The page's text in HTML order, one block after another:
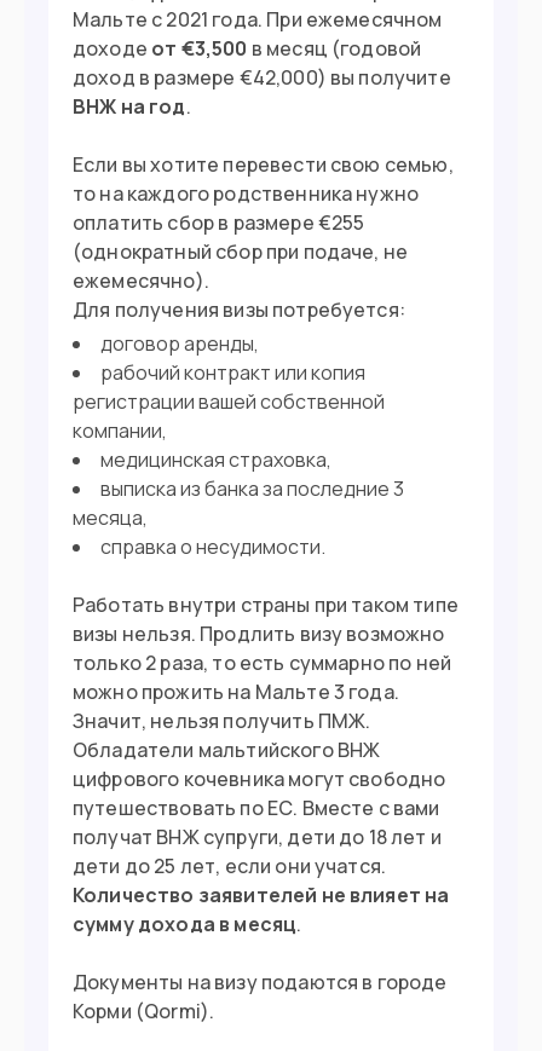
Виза Нужна виза
Мальте с 2021 года. При ежемесячном
доходе от €3,500 в месяц (годовой
доход в размере €42,000) вы получите
ВНЖ на год.
Если вы хотите перевести свою семью,
то на каждого родственника нужно
оплатить сбор в размере €255
(однократный сбор при подаче, не
ежемесячно).
Для получения визы потребуется:
договор аренды,
рабочий контракт или копия
регистрации вашей собственной
компании,
медицинская страховка,
выписка из банка за последние 3
месяца,
справка о несудимости.
Работать внутри страны при таком типе
визы нельзя. Продлить визу возможно
только 2 раза, то есть суммарно по ней
можно прожить на Мальте 3 года.
Значит, нельзя получить ПМЖ.
Обладатели мальтийского ВНЖ
цифрового кочевника могут свободно
путешествовать по ЕС. Вместе с вами
получат ВНЖ супруги, дети до 18 лет и
дети до 25 лет, если они учатся.
Количество заявителей не влияет на
сумму дохода в месяц.
Документы на визу подаются в городе
Корми (Qormi).